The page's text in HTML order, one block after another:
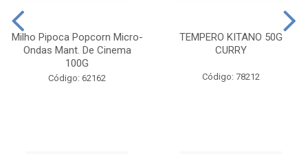
Milho Pipoca Popcorn Micro-
Ondas Mant. De Cinema
100G
Código: 62162
TEMPERO KITANO 50G
CURRY
Código: 78212